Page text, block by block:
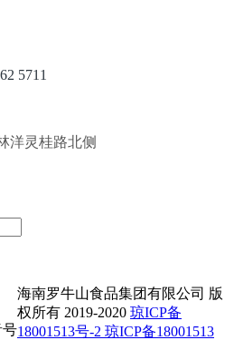
5711
洋灵桂路北侧
号
海南罗牛山食品集团有限公司 版
权所有 2019-2020 琼ICP备
18001513号-2 琼ICP备18001513